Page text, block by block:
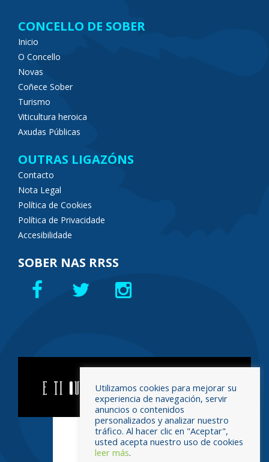
CONCELLO DE SOBER
Inicio
O Concello
Novas
Coñece Sober
Turismo
Viticultura heroica
Axudas Públicas
OUTRAS LIGAZÓNS
Contacto
Nota Legal
Política de Cookies
Política de Privacidade
Accesibilidade
SOBER NAS RRSS
Utilizamos cookies para mejorar su
experiencia de navegación, servir
anuncios o contenidos
personalizados y analizar nuestro
tráfico. Al hacer clic en "Aceptar",
usted acepta nuestro uso de cookies
leer más.